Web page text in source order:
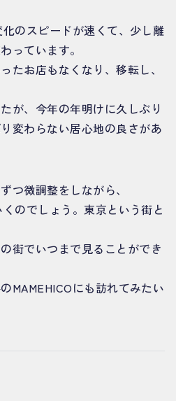
のスピードが速くて、少し離
っています。
たお店もなくなり、移転し、
が、今年の年明けに久しぶり
変わらない居心地の良さがあ
つ微調整をしながら、
のでしょう。東京という街と
街でいつまで見ることができ
MAMEHICOにも訪れてみたい